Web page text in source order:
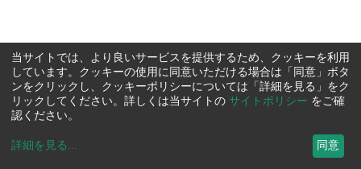
当サイトでは、より良いサービスを提供するため、クッキーを利用
しています。クッキーの使用に同意いただける場合は「同意」ボタ
ンをクリックし、クッキーポリシーについては「詳細を見る」をク
リックしてください。詳しくは当サイトの サイトポリシー をご確
認ください。
詳細を見る ... 同意